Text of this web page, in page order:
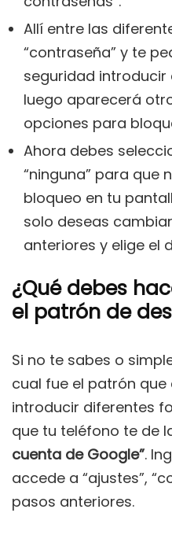
Allí entre las
“contraseña” y te
seguridad introducir
luego aparecerá
opciones para
Ahora debes
“ninguna” para que
bloqueo en tu
solo deseas
anteriores y elige el
¿Qué debes
el patrón de
Si no te sabes o
cual fue el patrón
introducir diferentes
que tu teléfono te de
cuenta de Google”.
accede a “ajustes”,
pasos anteriores.